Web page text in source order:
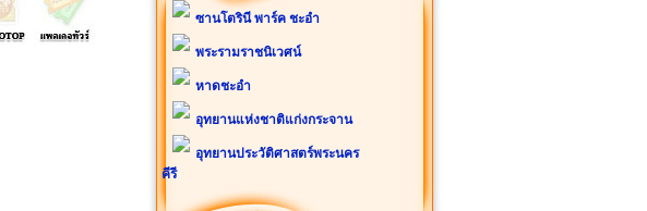
ซานโตรินี พาร์ค ชะอำ
พระรามราชนิเวศน์
หาดชะอำ
อุทยานแห่งชาติแก่งกระจาน
อุทยานประวัติศาสตร์พระนคร
คีรี